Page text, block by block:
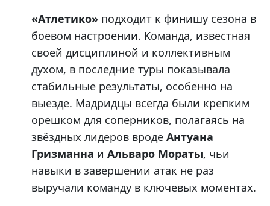
«Атлетико» подходит к финишу сезона в
боевом настроении. Команда, известная
своей дисциплиной и коллективным
духом, в последние туры показывала
стабильные результаты, особенно на
выезде. Мадридцы всегда были крепким
орешком для соперников, полагаясь на
звёздных лидеров вроде Антуана
Гризманна и Альваро Мораты, чьи
навыки в завершении атак не раз
выручали команду в ключевых моментах.